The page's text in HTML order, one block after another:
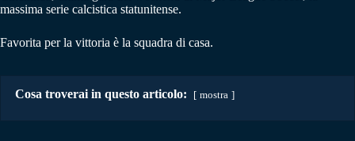
massima serie calcistica statunitense.
Favorita per la vittoria è la squadra di casa.
Cosa troverai in questo articolo: mostra